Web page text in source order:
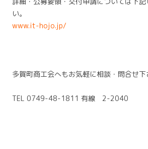
い。
www.it-hojo.jp/
多賀町商工会へもお気軽に相談・問合せ下
TEL 0749-48-1811 有線 2-2040